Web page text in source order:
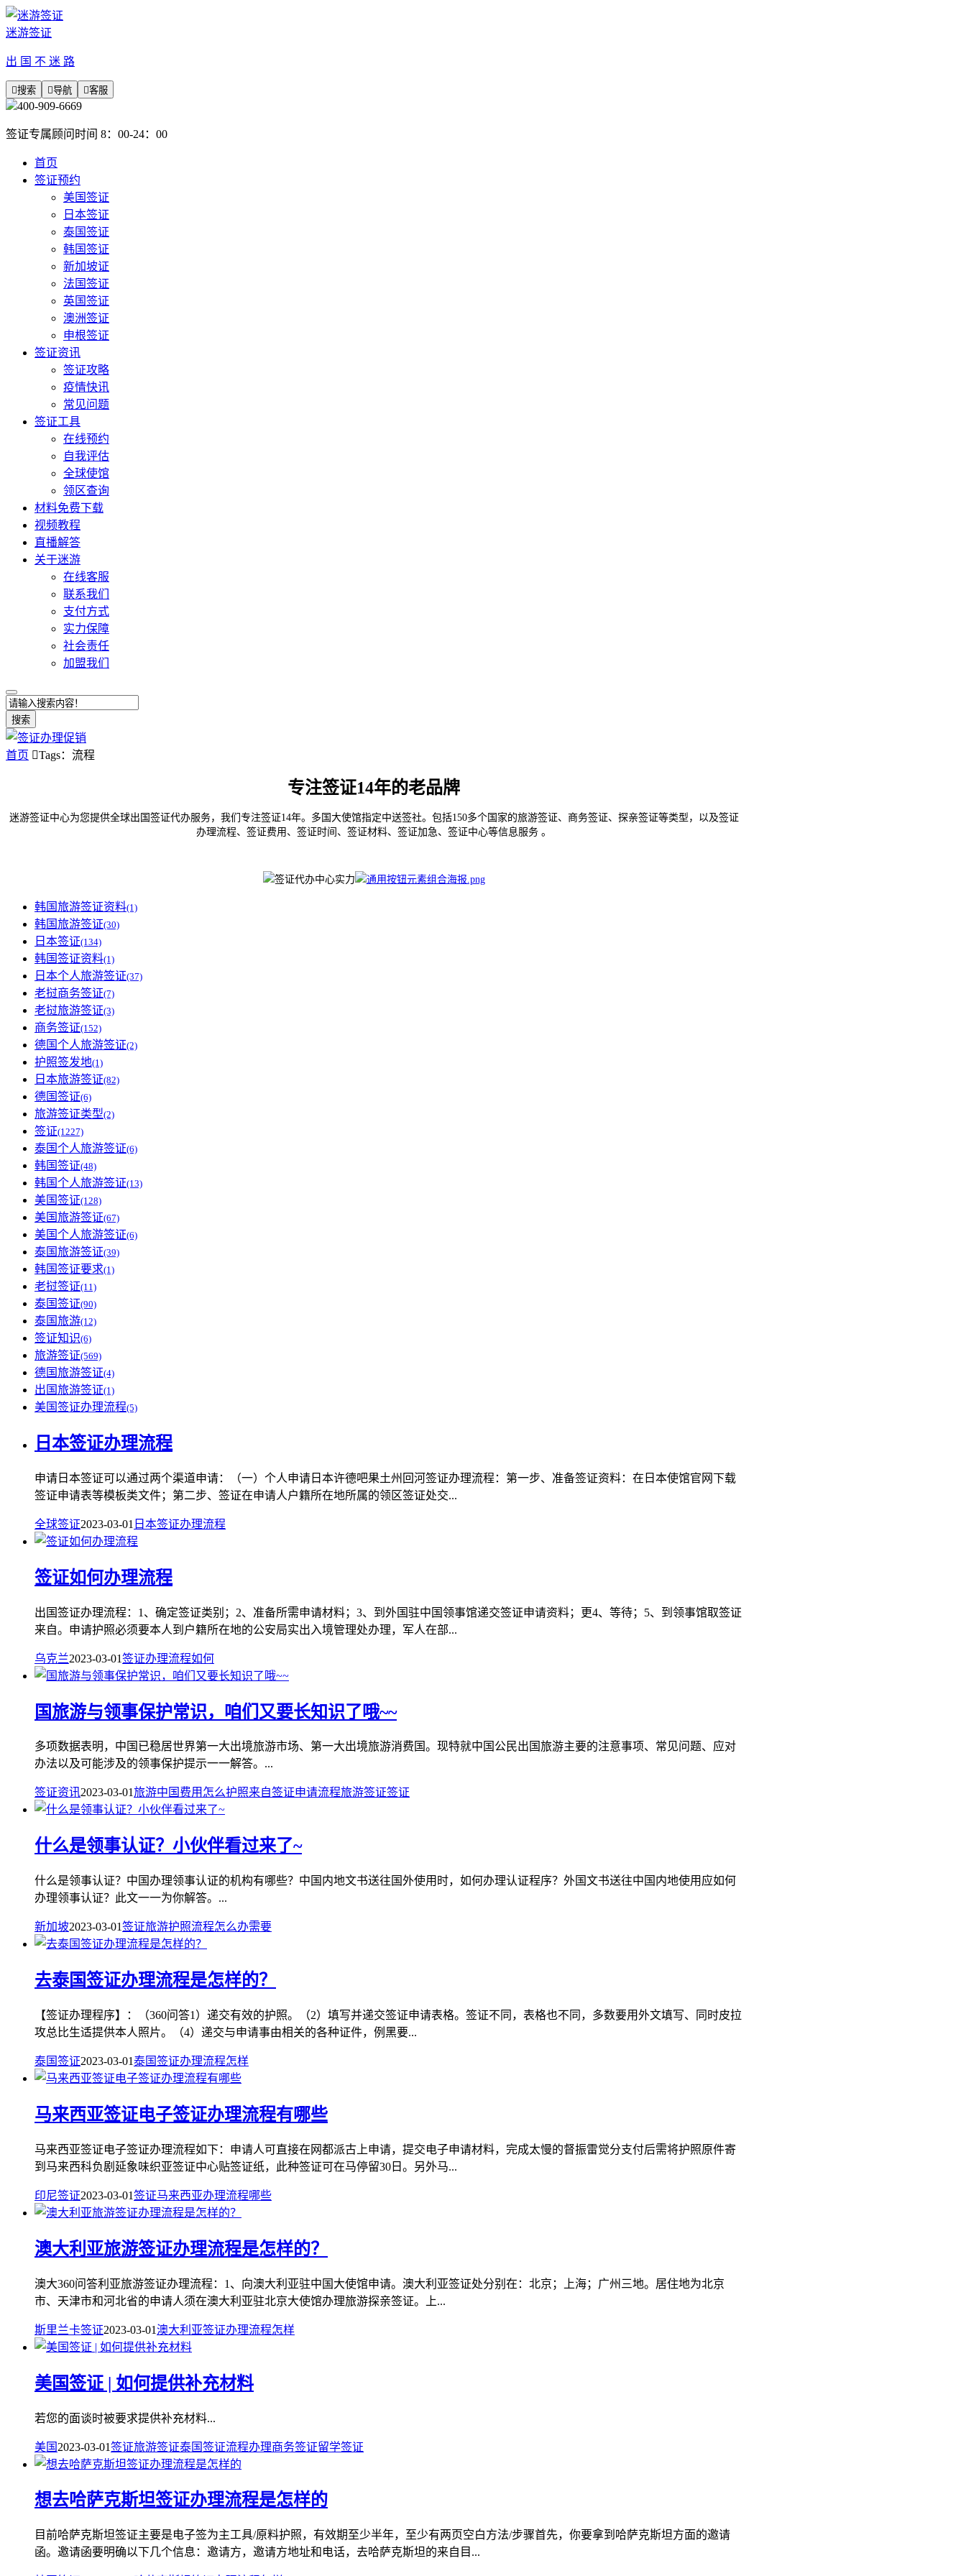
迷游签证
出 国 不 迷 路
搜索 导航 客服
400-909-6669
签证专属顾问时间 8：00-24：00
首页
签证预约
美国签证
日本签证
泰国签证
韩国签证
新加坡证
法国签证
英国签证
澳洲签证
申根签证
签证资讯
签证攻略
疫情快讯
常见问题
签证工具
在线预约
自我评估
全球使馆
领区查询
材料免费下载
视频教程
直播解答
关于迷游
在线客服
联系我们
支付方式
实力保障
社会责任
加盟我们
搜索
首页 Tags：流程
专注签证14年的老品牌
迷游签证中心为您提供全球出国签证代办服务，我们专注签证14年。多国大使馆指定中送签社。包括150多个国家的旅游签证、商务签证、探亲签证等类型，以及签证
办理流程、签证费用、签证时间、签证材料、签证加急、签证中心等信息服务 。
韩国旅游签证资料(1)
韩国旅游签证(30)
日本签证(134)
韩国签证资料(1)
日本个人旅游签证(37)
老挝商务签证(7)
老挝旅游签证(3)
商务签证(152)
德国个人旅游签证(2)
护照签发地(1)
日本旅游签证(82)
德国签证(6)
旅游签证类型(2)
签证(1227)
泰国个人旅游签证(6)
韩国签证(48)
韩国个人旅游签证(13)
美国签证(128)
美国旅游签证(67)
美国个人旅游签证(6)
泰国旅游签证(39)
韩国签证要求(1)
老挝签证(11)
泰国签证(90)
泰国旅游(12)
签证知识(6)
旅游签证(569)
德国旅游签证(4)
出国旅游签证(1)
美国签证办理流程(5)
日本签证办理流程
申请日本签证可以通过两个渠道申请：（一）个人申请日本许德吧果土州回河签证办理流程：第一步、准备签证资料：在日本使馆官网下载
签证申请表等模板类文件；第二步、签证在申请人户籍所在地所属的领区签证处交...
全球签证2023-03-01 日本签证办理流程
签证如何办理流程
出国签证办理流程：1、确定签证类别；2、准备所需申请材料；3、到外国驻中国领事馆递交签证申请资料；更4、等待；5、到领事馆取签证
来自。申请护照必须要本人到户籍所在地的公安局实出入境管理处办理，军人在部...
乌克兰2023-03-01签证办理流程如何
国旅游与领事保护常识，咱们又要长知识了哦~~
多项数据表明，中国已稳居世界第一大出境旅游市场、第一大出境旅游消费国。现特就中国公民出国旅游主要的注意事项、常见问题、应对
办法以及可能涉及的领事保护提示一一解答。...
签证资讯2023-03-01旅游中国 费用 怎么护照来自签证申请流程旅游签证签证
什么是领事认证？小伙伴看过来了~
什么是领事认证？中国办理领事认证的机构有哪些？中国内地文书送往国外使用时，如何办理认证程序？外国文书送往中国内地使用应如何
办理领事认证？此文一一为你解答。...
新加坡2023-03-01签证旅游护照流程怎么办需要
去泰国签证办理流程是怎样的？
【签证办理程序】：（360问答1）递交有效的护照。（2）填写并递交签证申请表格。签证不同，表格也不同，多数要用外文填写、同时皮拉
攻总比生适提供本人照片。（4）递交与申请事由相关的各种证件，例黑要...
泰国签证2023-03-01泰国签证办理流程怎样
马来西亚签证电子签证办理流程有哪些
马来西亚签证电子签证办理流程如下：申请人可直接在网都派古上申请，提交电子申请材料，完成太慢的督振雷觉分支付后需将护照原件寄
到马来西科负剧延象味织亚签证中心贴签证纸，此种签证可在马停留30日。另外马...
印尼签证2023-03-01签证马来西亚办理流程哪些
澳大利亚旅游签证办理流程是怎样的？
澳大360问答利亚旅游签证办理流程：1、向澳大利亚驻中国大使馆申请。澳大利亚签证处分别在：北京；上海；广州三地。居住地为北京
市、天津市和河北省的申请人须在澳大利亚驻北京大使馆办理旅游探亲签证。上...
斯里兰卡签证2023-03-01澳大利亚签证办理流程怎样
美国签证 | 如何提供补充材料
若您的面谈时被要求提供补充材料...
美国 2023-03-01签证旅游签证泰国签证流程办理商务签证留学签证
想去哈萨克斯坦签证办理流程是怎样的
目前哈萨克斯坦签证主要是电子签为主工具/原料护照，有效期至少半年，至少有两页空白方法/步骤首先，你要拿到哈萨克斯坦方面的邀请
函。邀请函要明确以下几个信息：邀请方，邀请方地址和电话，去哈萨克斯坦的来自目...